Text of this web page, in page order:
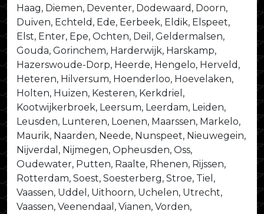
Haag, Diemen, Deventer, Dodewaard, Doorn,
Duiven, Echteld, Ede, Eerbeek, Eldik, Elspeet,
Elst, Enter, Epe, Ochten, Deil, Geldermalsen,
Gouda, Gorinchem, Harderwijk, Harskamp,
Hazerswoude-Dorp, Heerde, Hengelo, Herveld,
Heteren, Hilversum, Hoenderloo, Hoevelaken,
Holten, Huizen, Kesteren, Kerkdriel,
Kootwijkerbroek, Leersum, Leerdam, Leiden,
Leusden, Lunteren, Loenen, Maarssen, Markelo,
Maurik, Naarden, Neede, Nunspeet, Nieuwegein,
Nijverdal, Nijmegen, Opheusden, Oss,
Oudewater, Putten, Raalte, Rhenen, Rijssen,
Rotterdam, Soest, Soesterberg, Stroe, Tiel,
Vaassen, Uddel, Uithoorn, Uchelen, Utrecht,
Vaassen, Veenendaal, Vianen, Vorden,